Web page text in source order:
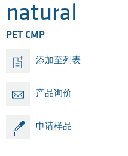
natural
PET CMP
添加至列表
产品询价
申请样品